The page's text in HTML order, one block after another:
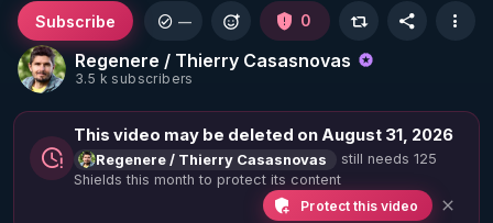
Regenere / Thierry Casasnovas
3.5 k subscribers
Subscribe — 0
This video may be deleted on August 31, 2026
Regenere / Thierry Casasnovas
still needs 125
Shields this month to protect its content
Protect this video